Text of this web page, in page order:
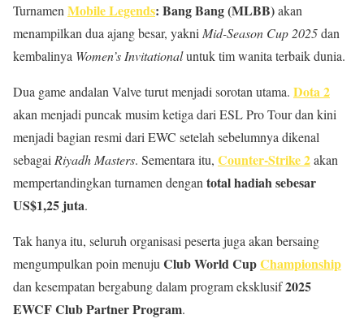
Turnamen Mobile Legends: Bang Bang (MLBB)akan
menampilkan dua ajang besar, yakni Mid-Season Cup 2025dan
kembalinya Women’s Invitationaluntuk tim wanita terbaik dunia.
Dua game andalan Valve turut menjadi sorotan utama. Dota 2
akan menjadi puncak musim ketiga dari ESL Pro Tour dan kini
menjadi bagian resmi dari EWC setelah sebelumnya dikenal
sebagai Riyadh Masters. Sementara itu, Counter-Strike 2akan
mempertandingkan turnamen dengan total hadiah sebesar
US$1,25 juta.
Tak hanya itu, seluruh organisasi peserta juga akan bersaing
mengumpulkan poin menuju Club World CupChampionship
dan kesempatan bergabung dalam program eksklusif2025
EWCF Club Partner Program.